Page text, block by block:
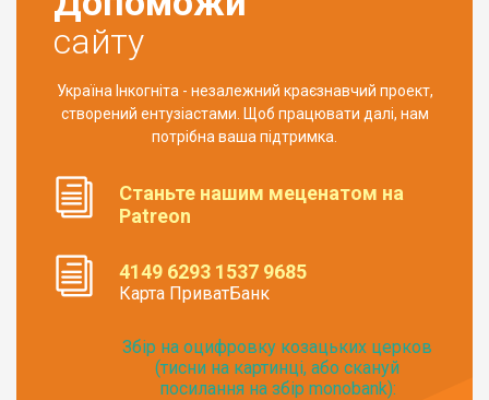
сайту
Україна Інкогніта - незалежний краєзнавчий проект,
створений ентузіастами. Щоб працювати далі, нам
потрібна ваша підтримка.
Станьте нашим меценатом на
Patreon
4149 6293 1537 9685
Карта ПриватБанк
Збір на оцифровку козацьких церков
(тисни на картинці, або скануй
посилання на збір monobank):